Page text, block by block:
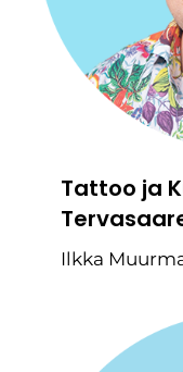
Tattoo ja
Ilkka